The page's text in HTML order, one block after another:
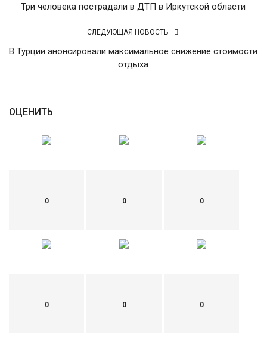
В мире
Три человека пострадали в ДТП в Иркутской области
СЛЕДУЮЩАЯ НОВОСТЬ
В Турции анонсировали максимальное снижение стоимости
отдыха
ОЦЕНИТЬ
0 0 0
0 0 0